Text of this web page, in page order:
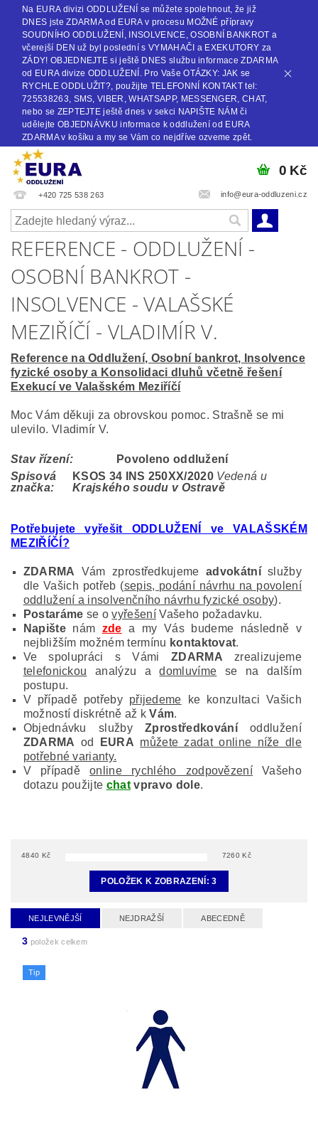
Na EURA divizi ODDLUŽENÍ se můžete spolehnout, že již
DNES jste ZDARMA od EURA v procesu MOŽNÉ přípravy
SOUDNÍHO ODDLUŽENÍ, INSOLVENCE, OSOBNÍ BANKROT a
včerejší DEN už byl poslední s VYMAHAČI a EXEKUTORY za
ZÁDY! OBJEDNEJTE si ještě DNES službu informace ZDARMA
od EURA divize ODDLUŽENÍ. Pro Vaše OTÁZKY: JAK se
RYCHLE ODDLUŽIT?, použijte TELEFONNÍ KONTAKT tel:
725538263, SMS, VIBER, WHATSAPP, MESSENGER, CHAT,
nebo se ZEPTEJTE ještě dnes v sekci NAPIŠTE NÁM či
udělejte OBJEDNÁVKU informace k oddlužení od EURA
ZDARMA v košíku a my se Vám co nejdříve ozveme zpět.
+420 725 538 263 info@eura-oddluzeni.cz
0 Kč
REFERENCE - ODDLUŽENÍ -
OSOBNÍ BANKROT -
INSOLVENCE - VALAŠSKÉ
MEZIŘÍČÍ - VLADIMÍR V.
Reference na Oddlužení, Osobní bankrot, Insolvence
fyzické osoby a Konsolidaci dluhů včetně řešení
Exekucí ve Valašském Meziříčí
Moc Vám děkuji za obrovskou pomoc. Strašně se mi
ulevilo. Vladimír V.
Stav řízení:
Povoleno oddlužení
Spisová
značka:
KSOS 34 INS 250XX/2020 Vedená u
Krajského soudu v Ostravě
Potřebujete vyřešit ODDLUŽENÍ ve VALAŠSKÉM
MEZIŘÍČÍ?
ZDARMA Vám zprostředkujeme advokátníslužby
dle Vašich potřeb (sepis, podání návrhu na povolení
oddlužení a insolvenčního návrhu fyzické osoby).
Postaráme se ovyřešeníVašeho požadavku.
Napištenám zde a my Vás budeme následně v
nejbližším možném termínu kontaktovat.
Ve spolupráci s Vámi ZDARMA zrealizujeme
telefonickou analýzu adomluvíme se na dalším
postupu.
V případě potřeby přijedeme ke konzultaci Vašich
možností diskrétně až kVám.
Objednávku služby
Zprostředkováníoddlužení
ZDARMA od EURA můžete zadat online níže dle
potřebné varianty.
V případěonline rychlého zodpovězení Vašeho
dotazu použijte chatvpravo dole.
4840 Kč 7260 Kč
POLOŽEK K ZOBRAZENÍ:3
NEJLEVNĚJŠÍ NEJDRAŽŠÍ ABECEDNĚ
3 položek celkem
Tip